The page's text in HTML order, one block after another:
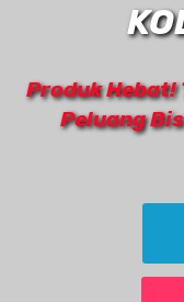
Produk Hebat!
Peluang